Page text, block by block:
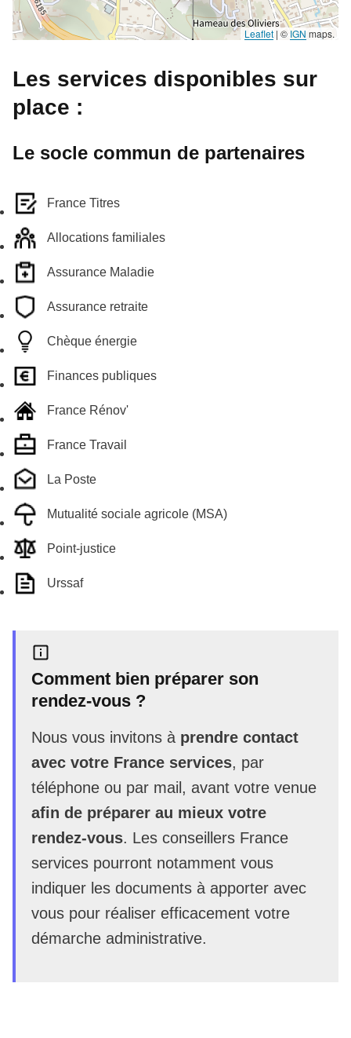
Leaflet | © IGN maps.
Les services disponibles sur
place :
Le socle commun de partenaires
France Titres
Allocations familiales
Assurance Maladie
Assurance retraite
Chèque énergie
Finances publiques
France Rénov'
France Travail
La Poste
Mutualité sociale agricole (MSA)
Point-justice
Urssaf
Comment bien préparer son
rendez-vous ?
Nous vous invitons à prendre contact
avec votre France services, par
téléphone ou par mail, avant votre venue
afin de préparer au mieux votre
rendez-vous. Les conseillers France
services pourront notamment vous
indiquer les documents à apporter avec
vous pour réaliser efficacement votre
démarche administrative.